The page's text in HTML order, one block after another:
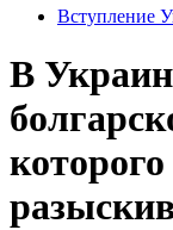
Вступление
В